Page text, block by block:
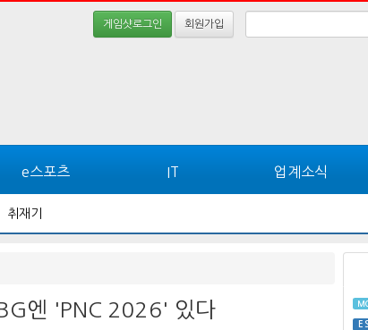
게임샷로그인 회원가입
e스포츠 IT 업계소식
취재기
엔 'PNC 2026' 있다